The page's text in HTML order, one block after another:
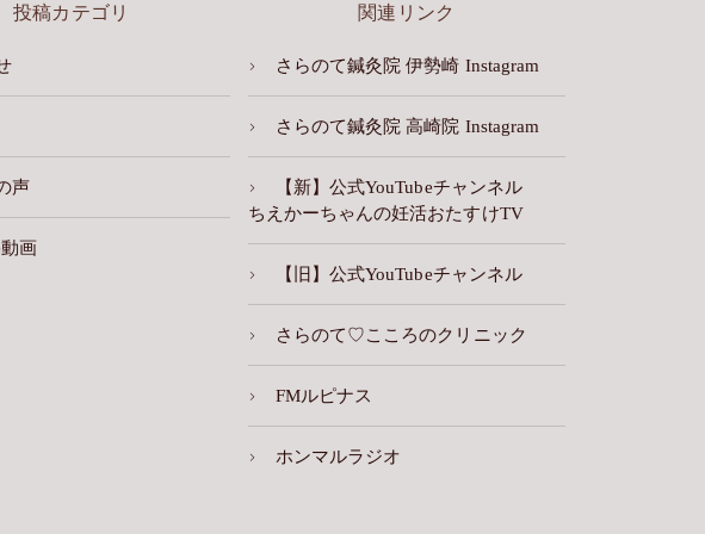
投稿カテゴリ
声
画
関連リンク
さらのて鍼灸院 伊勢崎 Instagram
さらのて鍼灸院 高崎院 Instagram
【新】公式YouTubeチャンネル
ちえかーちゃんの妊活おたすけTV
【旧】公式YouTubeチャンネル
さらのて♡こころのクリニック
FMルピナス
ホンマルラジオ